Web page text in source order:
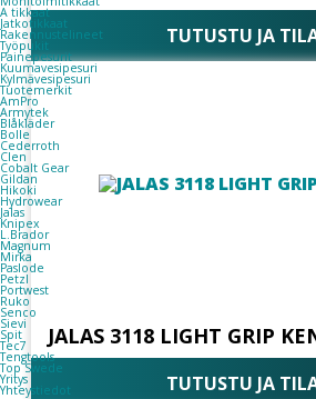
A tikkaat
Jatkotikkaat
Rakennustelineet
Työpukit
Painepesurit
Kuumavesipesuri
Kylmävesipesuri
Tuotemerkit
AmPro
Armytek
Blåkläder
Bolle
Cederroth
Clen
Cobalt Gear
Gildan
Hikoki
Hydrowear
Jalas
Knipex
L.Brador
Magnum
Mirka
Paslode
Petzl
Portwest
Ruko
Senco
Sievi
Spit
Tec7
Tengtools
Top Swede
Yritys
Yhteystiedot
TUTUSTU JA
JALAS 3118 LIGHT GRIP
TUTUSTU JA